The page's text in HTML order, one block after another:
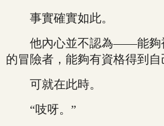
事實確實如此。
他內心並不認為——能夠
的冒險者，能夠有資格得到自
可就在此時。
“吱呀。”